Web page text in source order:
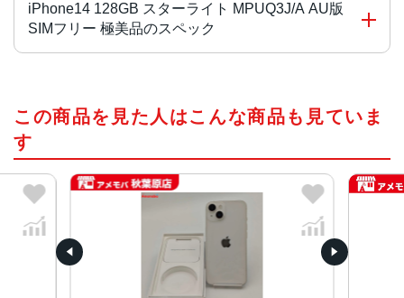
iPhone14 128GB スターライト MPUQ3J/A AU版
SIMフリー 極美品のスペック
A15 Bionicチップ2つの高性能コアと4つの高効率コアを搭
ミッドナイト、パープル、スターライト、(PRODUCT)RE
D、ブルー
容量
128GB、256GB、512GB
この商品を見た人はこんな商品も見ていま
す